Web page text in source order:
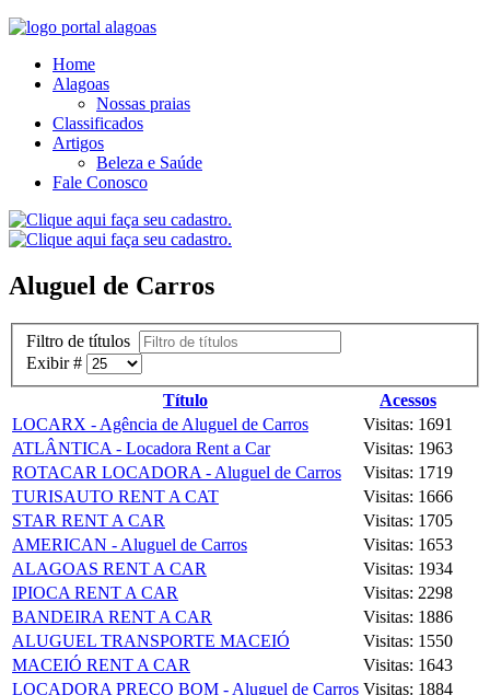
Home
Alagoas
Nossas praias
Classificados
Artigos
Beleza e Saúde
Fale Conosco
Aluguel de Carros
Filtro de títulos
Exibir #
Título
Acessos
LOCARX - Agência de Aluguel de Carros
Visitas: 1691
ATLÂNTICA - Locadora Rent a Car
Visitas: 1963
ROTACAR LOCADORA - Aluguel de Carros
Visitas: 1719
TURISAUTO RENT A CAT
Visitas: 1666
STAR RENT A CAR
Visitas: 1705
AMERICAN - Aluguel de Carros
Visitas: 1653
ALAGOAS RENT A CAR
Visitas: 1934
IPIOCA RENT A CAR
Visitas: 2298
BANDEIRA RENT A CAR
Visitas: 1886
ALUGUEL TRANSPORTE MACEIÓ
Visitas: 1550
MACEIÓ RENT A CAR
Visitas: 1643
LOCADORA PREÇO BOM - Aluguel de Carros Visitas: 1884